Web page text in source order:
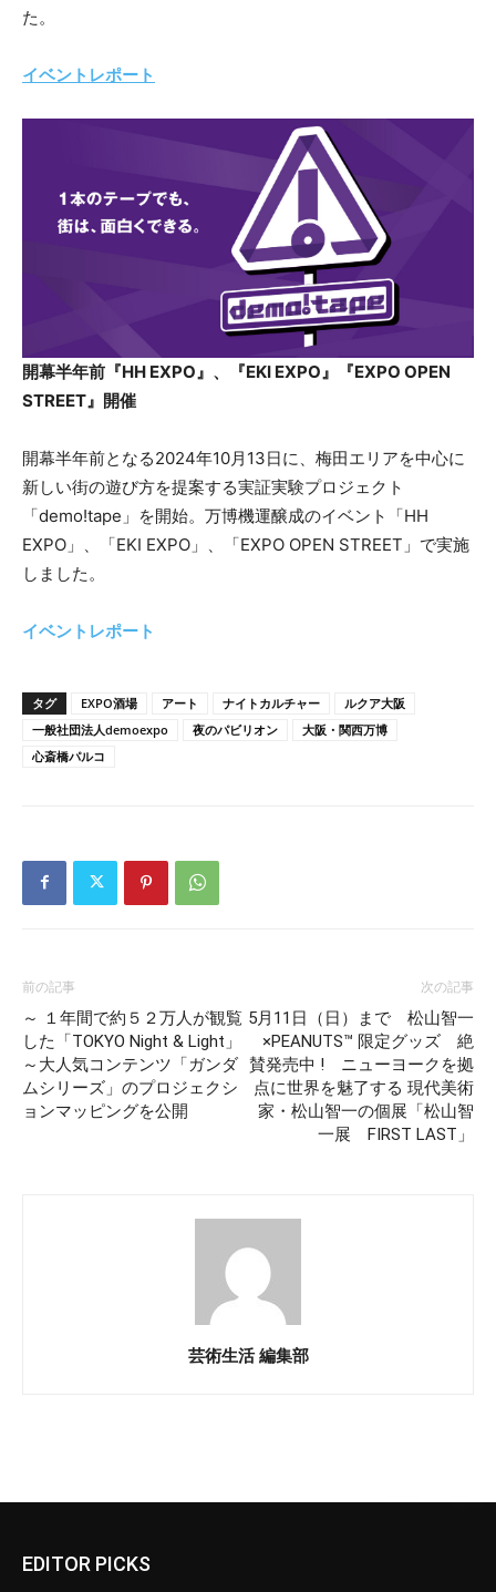
た。
イベントレポート
開幕半年前『HH EXPO』、『EKI EXPO』『EXPO OPEN
STREET』開催
開幕半年前となる2024年10月13日に、梅田エリアを中心に
新しい街の遊び方を提案する実証実験プロジェクト
「demo!tape」を開始。万博機運醸成のイベント「HH
EXPO」、「EKI EXPO」、「EXPO OPEN STREET」で実施
しました。
イベントレポート
タグ EXPO酒場 アート ナイトカルチャー
ルクア大阪
一般社団法人demoexpo
夜のパビリオン
大阪・関西万博
心斎橋パルコ
前の記事
～ １年間で約５２万人が観覧
した「TOKYO Night & Light」
～大人気コンテンツ「ガンダ
ムシリーズ」のプロジェクシ
ョンマッピングを公開
次の記事
5月11日（日）まで 松山智一
×PEANUTS™ 限定グッズ 絶
賛発売中 ! ニューヨークを拠
点に世界を魅了する 現代美術
家・松山智一の個展「松山智
一展 FIRST LAST」
芸術生活 編集部
EDITOR PICKS